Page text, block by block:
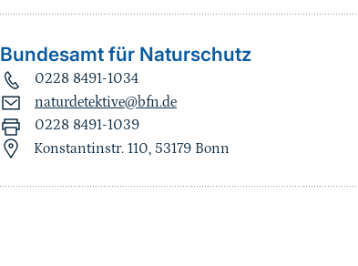
Bundesamt für Naturschutz
0228 8491-1034
naturdetektive@bfn.de
0228 8491-1039
Konstantinstr. 110, 53179 Bonn